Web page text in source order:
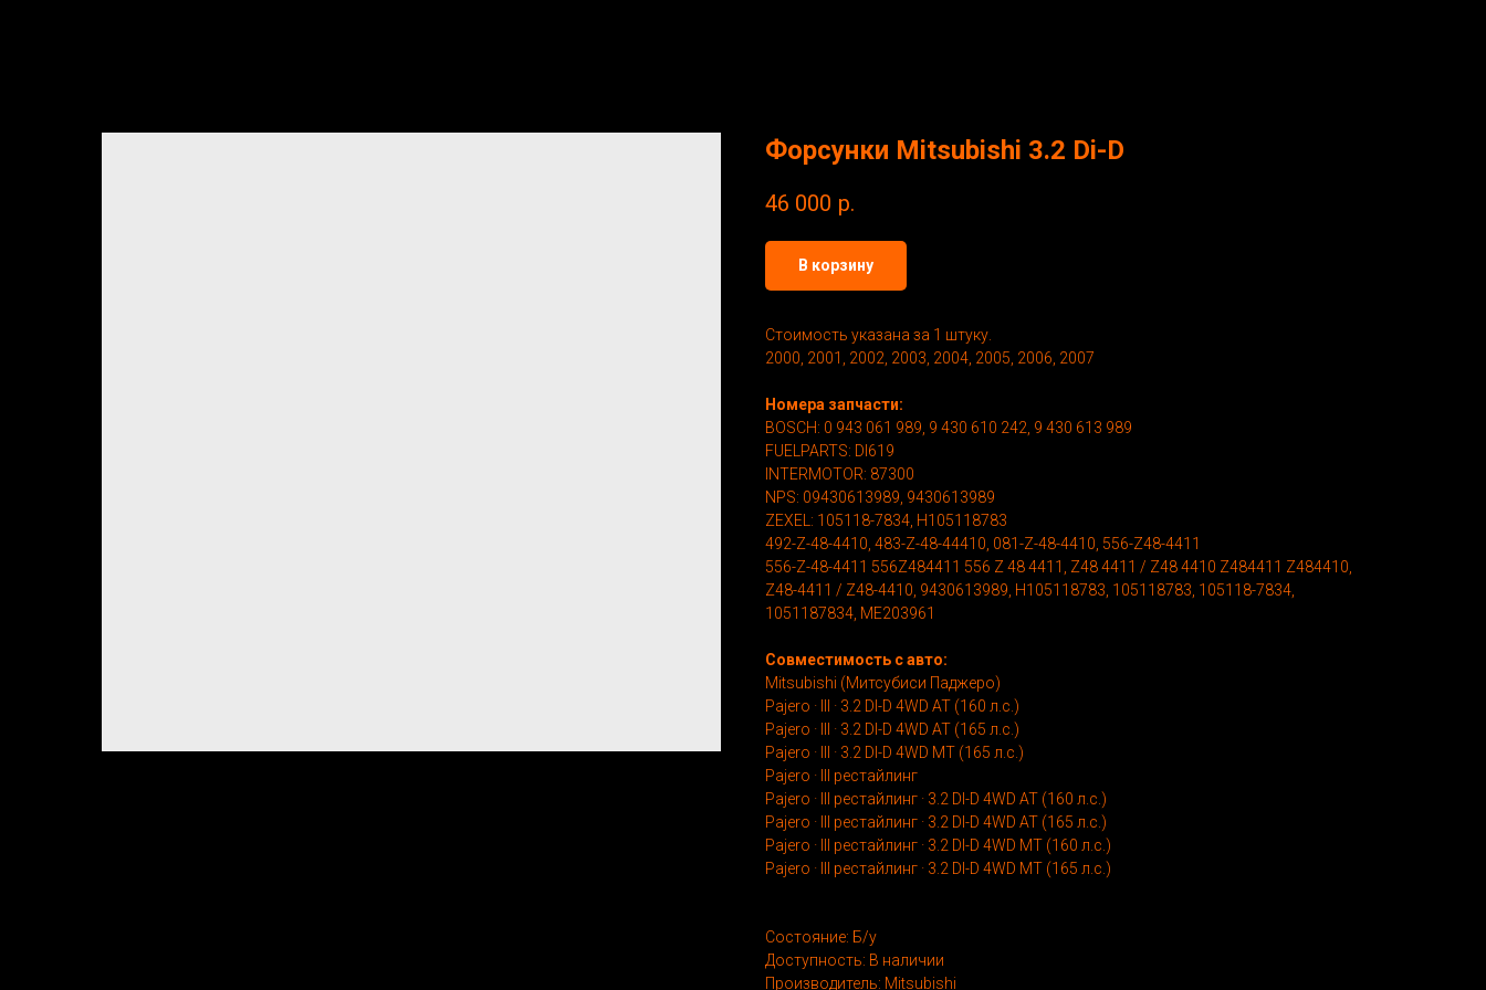
Форсунки Mitsubishi 3.2 Di-D
46 000 р.
В корзину
Стоимость указана за 1 штуку.
2000, 2001, 2002, 2003, 2004, 2005, 2006, 2007
Номера запчасти:
BOSCH: 0 943 061 989, 9 430 610 242, 9 430 613 989
FUELPARTS: DI619
INTERMOTOR: 87300
NPS: 09430613989, 9430613989
ZEXEL: 105118-7834, H105118783
492-Z-48-4410, 483-Z-48-44410, 081-Z-48-4410, 556-Z48-4411
556-Z-48-4411 556Z484411 556 Z 48 4411, Z48 4411 / Z48 4410 Z484411 Z484410,
Z48-4411 / Z48-4410, 9430613989, H105118783, 105118783, 105118-7834,
1051187834, ME203961
Совместимость с авто:
Mitsubishi (Митсубиси Паджеро)
Pajero · III · 3.2 DI-D 4WD AT (160 л.с.)
Pajero · III · 3.2 DI-D 4WD AT (165 л.с.)
Pajero · III · 3.2 DI-D 4WD MT (165 л.с.)
Pajero · III рестайлинг
Pajero · III рестайлинг · 3.2 DI-D 4WD AT (160 л.с.)
Pajero · III рестайлинг · 3.2 DI-D 4WD AT (165 л.с.)
Pajero · III рестайлинг · 3.2 DI-D 4WD MT (160 л.с.)
Pajero · III рестайлинг · 3.2 DI-D 4WD MT (165 л.с.)
Состояние: Б/у
Доступность: В наличии
Производитель: Mitsubishi